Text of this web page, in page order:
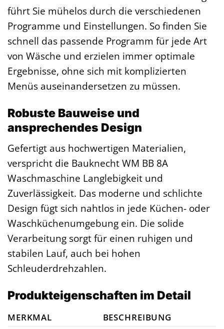
führt Sie mühelos durch die verschiedenen
Programme und Einstellungen. So finden Sie
schnell das passende Programm für jede Art
von Wäsche und erzielen immer optimale
Ergebnisse, ohne sich mit komplizierten
Menüs auseinandersetzen zu müssen.
Robuste Bauweise und
ansprechendes Design
Gefertigt aus hochwertigen Materialien,
verspricht die Bauknecht WM BB 8A
Waschmaschine Langlebigkeit und
Zuverlässigkeit. Das moderne und schlichte
Design fügt sich nahtlos in jede Küchen- oder
Waschküchenumgebung ein. Die solide
Verarbeitung sorgt für einen ruhigen und
stabilen Lauf, auch bei hohen
Schleuderdrehzahlen.
Produkteigenschaften im Detail
MERKMAL BESCHREIBUNG